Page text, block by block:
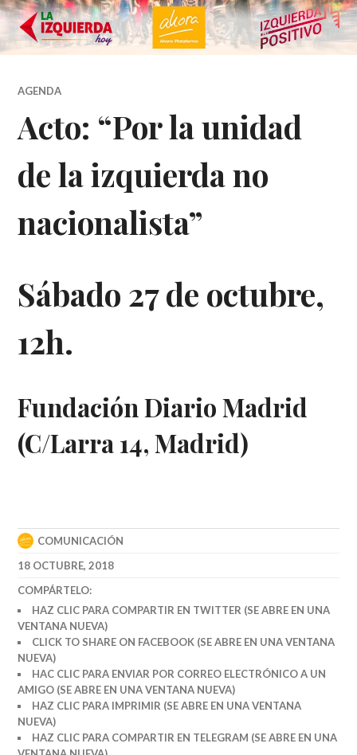
AGENDA
Acto: “Por la unidad
de la izquierda no
nacionalista”
Sábado 27 de octubre,
12h.
Fundación Diario Madrid
(C/Larra 14, Madrid)
COMUNICACIÓN
18 OCTUBRE, 2018
COMPÁRTELO:
HAZ CLIC PARA COMPARTIR EN TWITTER (SE ABRE EN UNA
VENTANA NUEVA)
CLICK TO SHARE ON FACEBOOK (SE ABRE EN UNA VENTANA
NUEVA)
HAC CLIC PARA ENVIAR POR CORREO ELECTRÓNICO A UN
AMIGO (SE ABRE EN UNA VENTANA NUEVA)
HAZ CLIC PARA IMPRIMIR (SE ABRE EN UNA VENTANA
NUEVA)
HAZ CLIC PARA COMPARTIR EN TELEGRAM (SE ABRE EN UNA